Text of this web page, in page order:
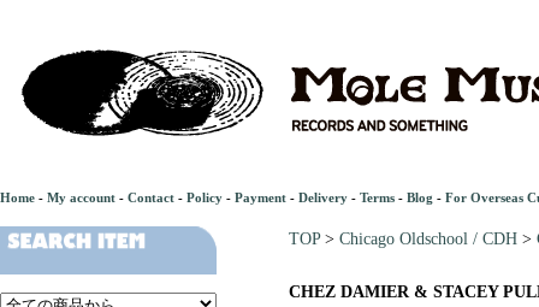
Home - My account - Contact - Policy - Payment - Delivery - Terms - Blog - For Overseas
TOP> Chicago Oldschool / CDH >
CHEZ DAMIER & STACEY